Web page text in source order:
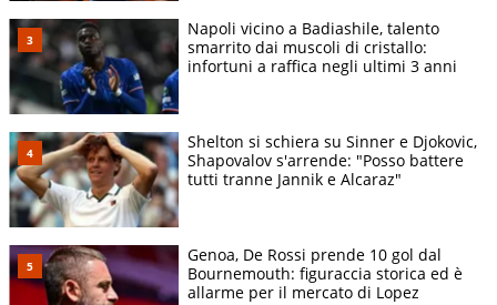
Napoli vicino a Badiashile, talento
smarrito dai muscoli di cristallo:
infortuni a raffica negli ultimi 3 anni
Shelton si schiera su Sinner e Djokovic,
Shapovalov s'arrende: "Posso battere
tutti tranne Jannik e Alcaraz"
Genoa, De Rossi prende 10 gol dal
Bournemouth: figuraccia storica ed è
allarme per il mercato di Lopez